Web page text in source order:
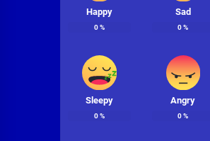
Happy
0%
Sad
0%
Sleepy
0%
Angry
0%